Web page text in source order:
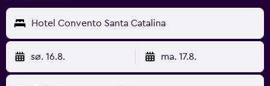
Hotel Convento Santa Catalina
sø. 16.8. ma. 17.8.